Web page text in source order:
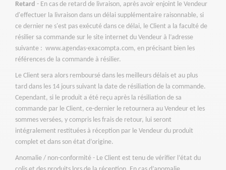
Retard - En cas de retard de livraison, après avoir enjoint le Vendeur
d'effectuer la livraison dans un délai supplémentaire raisonnable, si
ce dernier ne s'est pas exécuté dans ce délai, le Client a la faculté de
résilier sa commande sur le site internet du Vendeur à l’adresse
suivante : www.agendas-exacompta.com, en précisant bien les
références de la commande à résilier.
Le Client sera alors remboursé dans les meilleurs délais et au plus
tard dans les 14 jours suivant la date de résiliation de la commande.
Cependant, si le produit a été reçu après la résiliation de sa
commande par le Client, ce-dernier le retournera au Vendeur et les
sommes versées, y compris les frais de retour, lui seront
intégralement restituées à réception par le Vendeur du produit
complet et dans son état d’origine.
Anomalie / non-conformité - Le Client est tenu de vérifier l’état du